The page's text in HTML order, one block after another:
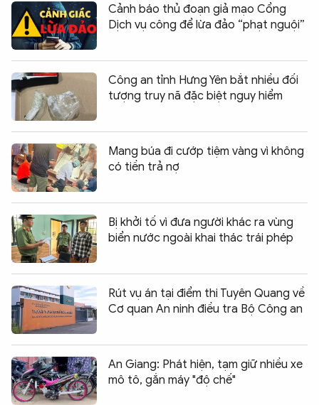
Cảnh báo thủ đoạn giả mạo Cổng
Dịch vụ công để lừa đảo “phạt nguội”
Công an tỉnh Hưng Yên bắt nhiều đối
tượng truy nã đặc biệt nguy hiểm
Mang búa đi cướp tiệm vàng vì không
có tiền trả nợ
Bị khởi tố vì đưa người khác ra vùng
biển nước ngoài khai thác trái phép
Rút vụ án tại điểm thi Tuyên Quang về
Cơ quan An ninh điều tra Bộ Công an
An Giang: Phát hiện, tạm giữ nhiều xe
mô tô, gắn máy "độ chế"